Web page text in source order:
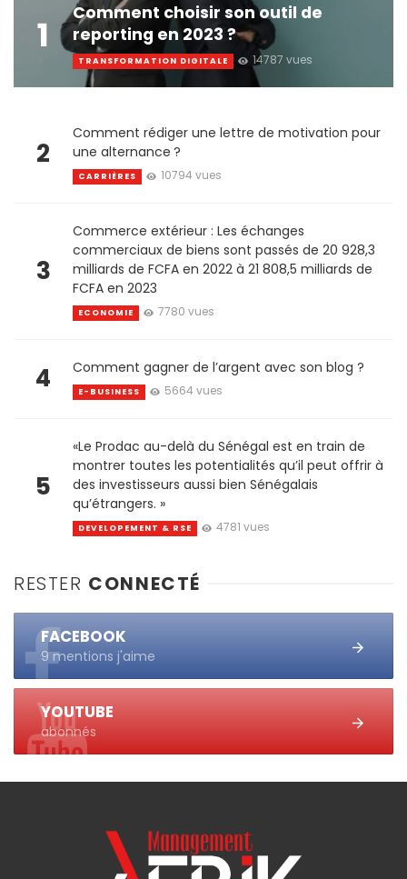
1
Comment choisir son outil de
reporting en 2023 ?
TRANSFORMATION DIGITALE 14787 vues
2
Comment rédiger une lettre de motivation pour
une alternance ?
CARRIÈRES 10794 vues
3
Commerce extérieur : Les échanges
commerciaux de biens sont passés de 20 928,3
milliards de FCFA en 2022 à 21 808,5 milliards de
FCFA en 2023
ECONOMIE 7780 vues
4 Comment gagner de l’argent avec son blog ?
E-BUSINESS 5664 vues
5
«Le Prodac au-delà du Sénégal est en train de
montrer toutes les potentialités qu’il peut offrir à
des investisseurs aussi bien Sénégalais
qu’étrangers. »
DEVELOPEMENT & RSE 4781 vues
RESTER CONNECTÉ
FACEBOOK
9 mentions j'aime
YOUTUBE
abonnés